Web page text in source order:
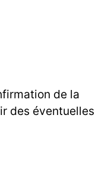
de la
des éventuelles